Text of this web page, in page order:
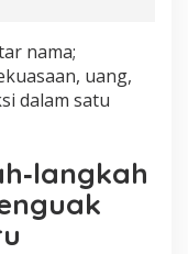
nama;
uang,
dalam satu